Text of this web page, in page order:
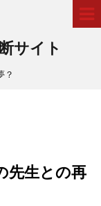
サイト
？
先生との再